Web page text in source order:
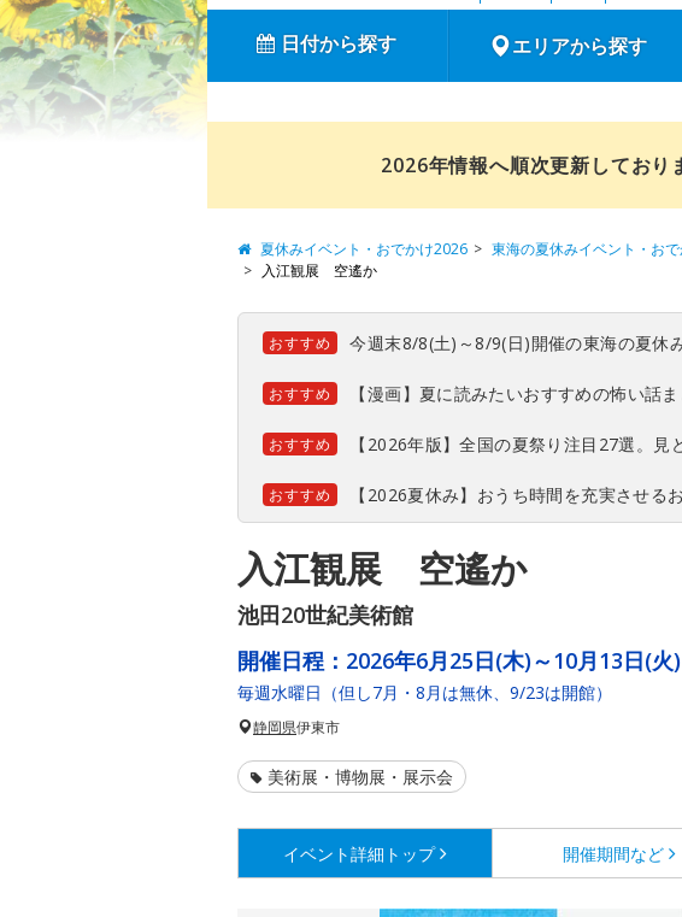
日付から探す エリアから探す
2026年情報へ順次更新しており
夏休みイベント・おでかけ2026 東海の夏休みイベント・お
入江観展 空遙か
おすすめ 今週末8/8(土)～8/9(日)開催の東海の夏休
おすすめ 【漫画】夏に読みたいおすすめの怖い話
おすすめ 【2026年版】全国の夏祭り注目27選。見
おすすめ 【2026夏休み】おうち時間を充実させる
入江観展 空遙か
池田20世紀美術館
開催日程： 2026年6月25日(木)～10月13日(火)
毎週水曜日（但し7月・8月は無休、9/23は開館）
静岡県伊東市
美術展・博物展・展示会
イベント詳細 トップ 開催期間など